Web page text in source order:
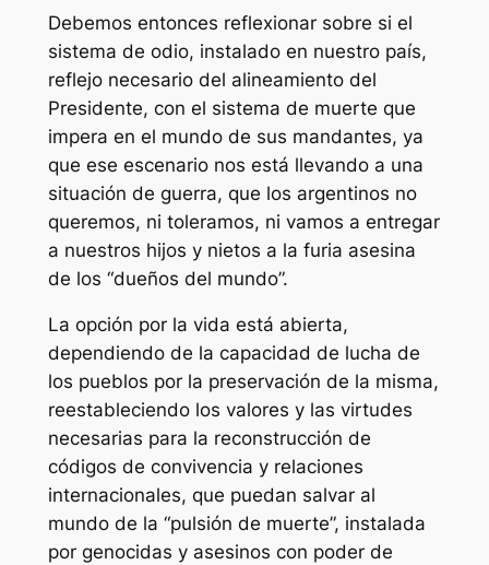
Debemos entonces reflexionar sobre si el
sistema de odio, instalado en nuestro país,
reflejo necesario del alineamiento del
Presidente, con el sistema de muerte que
impera en el mundo de sus mandantes, ya
que ese escenario nos está llevando a una
situación de guerra, que los argentinos no
queremos, ni toleramos, ni vamos a entregar
a nuestros hijos y nietos a la furia asesina
de los “dueños del mundo”.
La opción por la vida está abierta,
dependiendo de la capacidad de lucha de
los pueblos por la preservación de la misma,
reestableciendo los valores y las virtudes
necesarias para la reconstrucción de
códigos de convivencia y relaciones
internacionales, que puedan salvar al
mundo de la “pulsión de muerte”, instalada
por genocidas y asesinos con poder de